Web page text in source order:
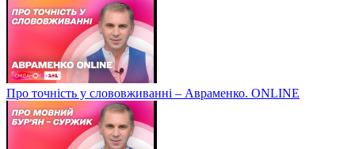
Про точність у слововживанні – Авраменко. ONLINE